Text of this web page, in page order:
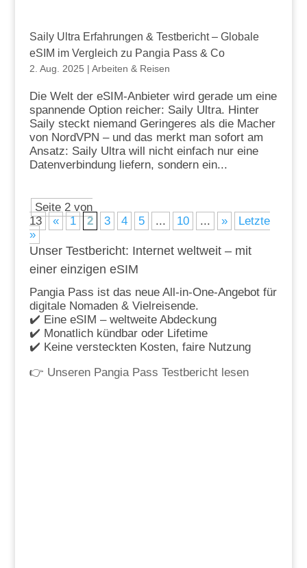
Saily Ultra Erfahrungen & Testbericht – Globale
eSIM im Vergleich zu Pangia Pass & Co
2. Aug. 2025 | Arbeiten & Reisen
Die Welt der eSIM-Anbieter wird gerade um eine
spannende Option reicher: Saily Ultra. Hinter
Saily steckt niemand Geringeres als die Macher
von NordVPN – und das merkt man sofort am
Ansatz: Saily Ultra will nicht einfach nur eine
Datenverbindung liefern, sondern ein...
Seite 2 von
13
« 1 2 3 4 5 ... 10 ... »
Letzte
»
Unser Testbericht: Internet weltweit – mit
einer einzigen eSIM
Pangia Pass ist das neue All-in-One-Angebot für
digitale Nomaden & Vielreisende.
✔️ Eine eSIM – weltweite Abdeckung
✔️ Monatlich kündbar oder Lifetime
✔️ Keine versteckten Kosten, faire Nutzung
👉 Unseren Pangia Pass Testbericht lesen